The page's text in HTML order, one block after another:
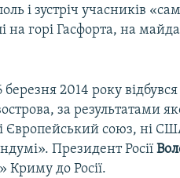
і зустріч учасників
на горі Гасфорта, на
березня 2014 року
за результатами
Європейський союз, ні
Президент Росії
Криму до Росії.